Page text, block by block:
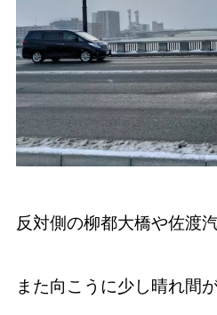
反対側の柳都大橋や佐渡
また向こうに少し晴れ間